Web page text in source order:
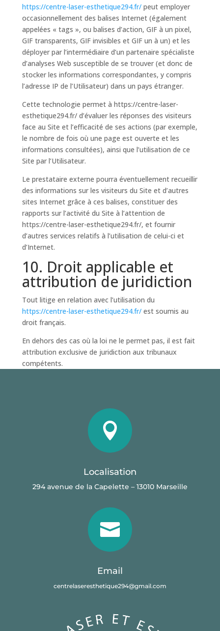
https://centre-laser-esthetique294.fr/peut employer
occasionnellement des balises Internet (également
appelées « tags », ou balises d’action, GIF à un pixel,
GIF transparents, GIF invisibles et GIF un à un) et les
déployer par l’intermédiaire d’un partenaire spécialiste
d’analyses Web susceptible de se trouver (et donc de
stocker les informations correspondantes, y compris
l’adresse IP de l’Utilisateur) dans un pays étranger.
Cette technologie permet à https://centre-laser-
esthetique294.fr/ d’évaluer les réponses des visiteurs
face au Site et l’efficacité de ses actions (par exemple,
le nombre de fois où une page est ouverte et les
informations consultées), ainsi que l’utilisation de ce
Site par l’Utilisateur.
Le prestataire externe pourra éventuellement recueillir
des informations sur les visiteurs du Site et d’autres
sites Internet grâce à ces balises, constituer des
rapports sur l’activité du Site à l’attention de
https://centre-laser-esthetique294.fr/, et fournir
d’autres services relatifs à l’utilisation de celui-ci et
d’Internet.
10. Droit applicable et
attribution de juridiction
Tout litige en relation avec l’utilisation du
https://centre-laser-esthetique294.fr/est soumis au
droit français.
En dehors des cas où la loi ne le permet pas, il est fait
attribution exclusive de juridiction aux tribunaux
compétents.

Localisation
294 avenue de la Capelette – 13010 Marseille

Email
centrelaseresthetique294@gmail.com